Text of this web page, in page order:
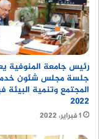
رئيس جامعة المنوفية
جلسة مجلس شئون
المجتمع وتنمية البيئة
٢٠٢٢
1 فبراير، 2022